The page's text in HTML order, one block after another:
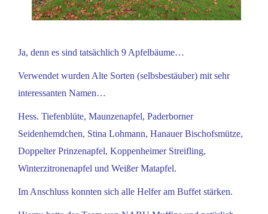
Ja, denn es sind tatsächlich 9 Apfelbäume…
Verwendet wurden Alte Sorten (selbsbestäuber) mit sehr
interessanten Namen…
Hess. Tiefenblüte, Maunzenapfel, Paderborner
Seidenhemdchen, Stina Lohmann, Hanauer Bischofsmütze,
Doppelter Prinzenapfel, Koppenheimer Streifling,
Winterzitronenapfel und Weißer Matapfel.
Im Anschluss konnten sich alle Helfer am Buffet stärken.